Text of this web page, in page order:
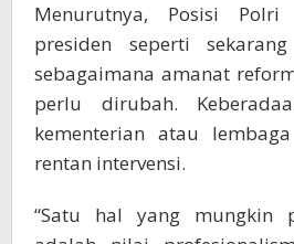
Menurutnya, Posisi
presiden seperti
sebagaimana amanat
perlu dirubah.
kementerian atau
rentan intervensi.
“Satu hal yang mungkin